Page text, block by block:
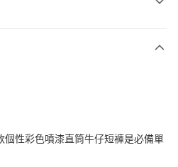
彰化商業銀行
個性彩色噴漆直筒牛仔短褲是必備單